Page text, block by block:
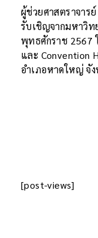
ผู้ช่วยศาสตราจาร
รับเชิญจากมหาวิท
พุทธศักราช 2567
และ Convention
อำเภอหาดใหญ่ จั
[post-views]